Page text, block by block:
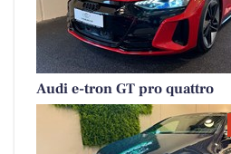
Audi e-tron GT pro quattro